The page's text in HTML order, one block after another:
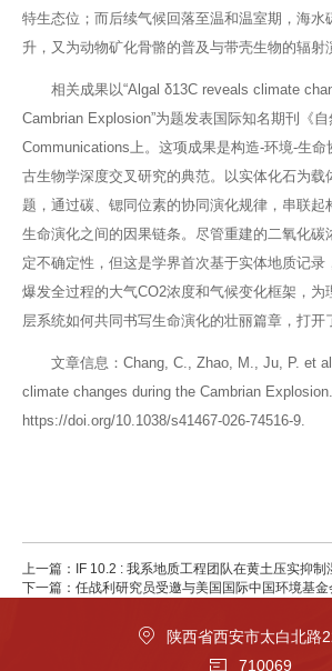
特生态位；而后续气候回落至温和温室期，海水
升，又为动物矿化骨骼的普及与带壳生物的辐射
相关成果以“Algal δ13C reveals climate
Cambrian Explosion”为题发表国际知名期刊《自
Communications 上。这项成果是构造-环境-生
古生物学深度交叉研究的典范。以实体化石为载
题，通过碳、锶同位素的协同演化规律，串联起
生命演化之间的因果链条。尽管重建的二氧化碳
定不确定性，但这是学界首次基于实体地质记录
爆发全过程的大气CO2浓度和气候变化框架，为
层系统如何共同书写生命演化的壮丽篇章，打开
文章信息：Chang, C., Zhao, M., Ju, P. et
climate changes during the Cambrian
https://doi.org/10.1038/s41467-026-74516-9.
上一篇：IF 10.2 : 我系地质工程团队在黄土压实抑制
进展
下一篇：任战利研究员受邀与美国国际中国环境基金
陕西省西安市太白北路
710069